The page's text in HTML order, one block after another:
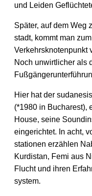
und Leiden
Später, auf dem Weg
stadt, kommt man
Verkehrs­knotenpunkt
Noch unwirtlicher als
Hier hat der
(*1980 in Bucharest),
House, seine
eingerichtet. In acht,
stationen erzählen
Kurdistan, Femi aus
Flucht und ihren
system.